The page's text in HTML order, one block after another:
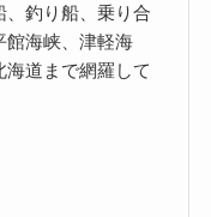
、釣り船、乗り合
館海峡、津軽海
道まで網羅して